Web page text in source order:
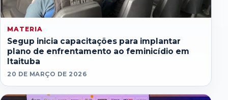
MATERIA
Segup inicia capacitações para implantar
plano de enfrentamento ao feminicídio em
Itaituba
20 DE MARÇO DE 2026